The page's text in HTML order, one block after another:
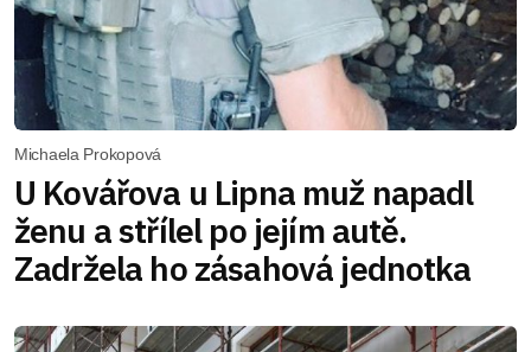
Michaela Prokopová
U Kovářova u Lipna muž napadl
ženu a střílel po jejím autě.
Zadržela ho zásahová jednotka